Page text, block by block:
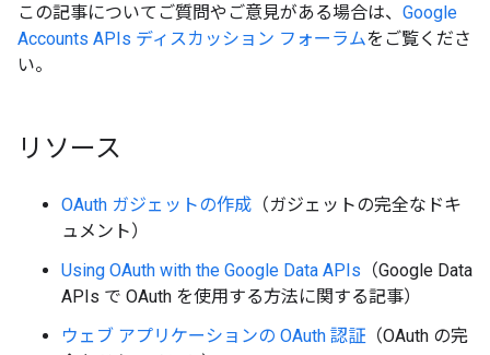
この記事についてご質問やご意見がある場合は、 Google
Accounts APIs ディスカッション フォーラムをご覧くださ
い。
リソース
OAuth ガジェットの作成 （ガジェットの完全なドキ
ュメント）
Using OAuth with the Google Data APIs （Google Data
APIs で OAuth を使用する方法に関する記事）
ウェブ アプリケーションの OAuth 認証 （OAuth の完